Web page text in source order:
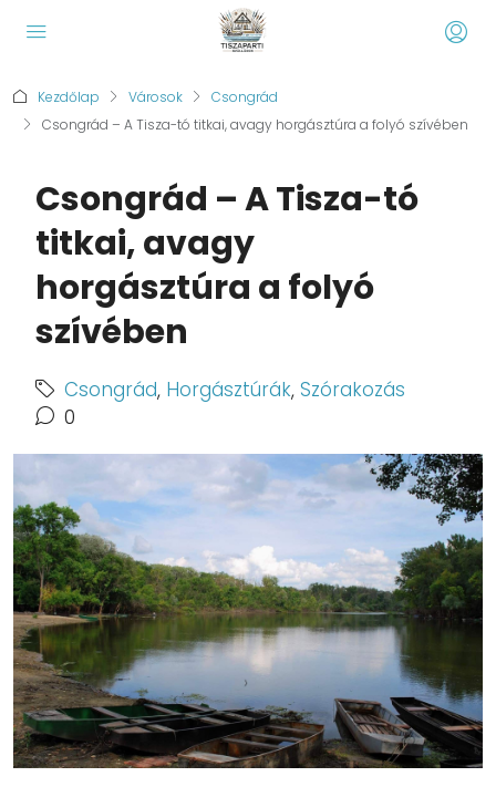
Kezdőlap Városok
Csongrád
Csongrád – A Tisza-tó titkai, avagy horgásztúra a folyó szívében
Csongrád – A Tisza-tó
titkai, avagy
horgásztúra a folyó
szívében
Csongrád, Horgásztúrák, Szórakozás
0